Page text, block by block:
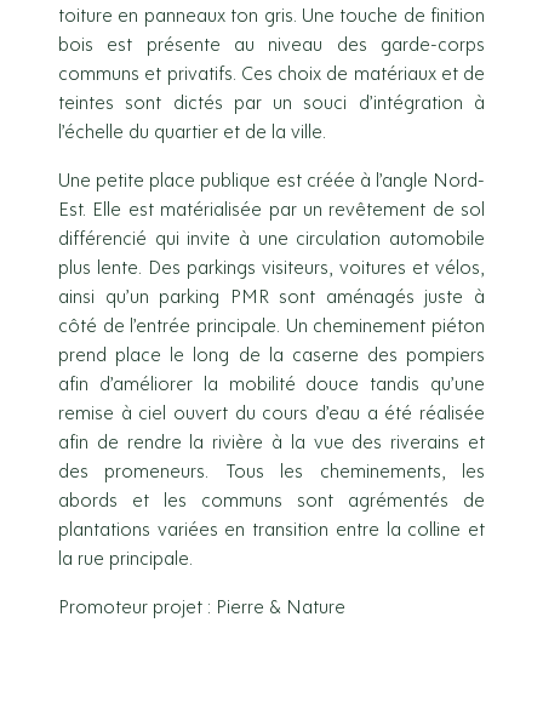
toiture en panneaux ton gris. Une touche de finition
bois est présente au niveau des garde-corps
communs et privatifs. Ces choix de matériaux et de
teintes sont dictés par un souci d’intégration à
l’échelle du quartier et de la ville.
Une petite place publique est créée à l’angle Nord-
Est. Elle est matérialisée par un revêtement de sol
différencié qui invite à une circulation automobile
plus lente. Des parkings visiteurs, voitures et vélos,
ainsi qu’un parking PMR sont aménagés juste à
côté de l’entrée principale. Un cheminement piéton
prend place le long de la caserne des pompiers
afin d’améliorer la mobilité douce tandis qu’une
remise à ciel ouvert du cours d’eau a été réalisée
afin de rendre la rivière à la vue des riverains et
des promeneurs. Tous les cheminements, les
abords et les communs sont agrémentés de
plantations variées en transition entre la colline et
la rue principale.
Promoteur projet : Pierre & Nature